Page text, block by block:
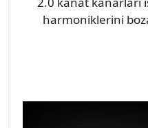
harmoniklerini